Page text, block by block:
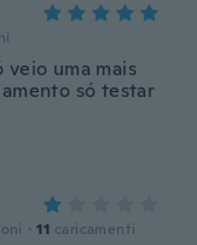
uma mais
só testar
· 11 caricamenti